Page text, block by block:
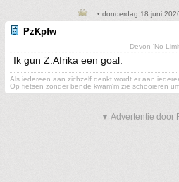
• donderdag 18 juni
PzKpfw
Devon 'No
Ik gun Z.Afrika een goal.
Als iedereen aan zichzelf denkt wordt er aan
Op fietsen zonder bende kwam'm zie schooieren
▼ Advertentie door